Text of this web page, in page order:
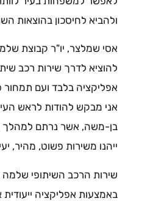
ולהביא לחיסכון בהוצאות
אסי שמלצר, יו"ר קבוצת
להוציא לדרך שירות רכב
אפליקציה בלבד ועם
אני מבקש להודות לראש
בן-משה, אשר נרתם למהלך
ייהנו משירות פשוט, מהיר,
שירות הרכב השיתופי
באמצעות אפליקציה